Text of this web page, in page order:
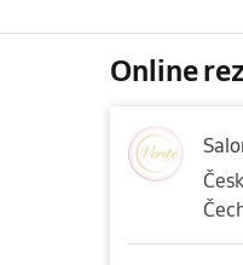
Online